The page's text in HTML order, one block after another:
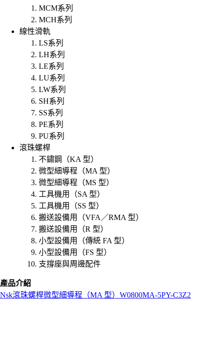
MCM系列
MCH系列
線性滑軌
LS系列
LH系列
LE系列
LU系列
LW系列
SH系列
SS系列
PE系列
PU系列
滾珠螺桿
不鏽鋼（KA 型）
微型細導程（MA 型）
微型細導程（MS 型）
工具機用（SA 型）
工具機用（SS 型）
搬送設備用（VFA／RMA 型）
搬送設備用（R 型）
小型設備用（傳統 FA 型）
小型設備用（FS 型）
支撐座與周邊配件
產品介紹
Nsk滾珠螺桿微型細導程（MA 型） W0800MA-5PY-C3Z2